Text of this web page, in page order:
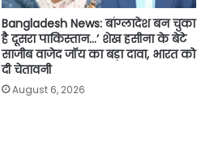
Bangladesh News: बांग्लादेश बन चुका
है दूसरा पाकिस्तान…’ शेख हसीना के बेटे
साजीब वाजेद जॉय का बड़ा दावा, भारत को
दी चेतावनी
August 6, 2026